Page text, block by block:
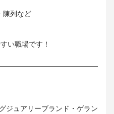
陳列など
い職場です！
ジュアリーブランド・ゲラン